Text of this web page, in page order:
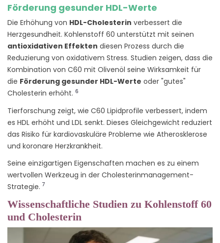
Förderung gesunder HDL-Werte
Die Erhöhung von HDL-Cholesterin verbessert die
Herzgesundheit. Kohlenstoff 60 unterstützt mit seinen
antioxidativen Effekten diesen Prozess durch die
Reduzierung von oxidativem Stress. Studien zeigen, dass die
Kombination von C60 mit Olivenöl seine Wirksamkeit für
die Förderung gesunder HDL-Werte oder "gutes"
Cholesterin erhöht. 6
Tierforschung zeigt, wie C60 Lipidprofile verbessert, indem
es HDL erhöht und LDL senkt. Dieses Gleichgewicht reduziert
das Risiko für kardiovaskuläre Probleme wie Atherosklerose
und koronare Herzkrankheit.
Seine einzigartigen Eigenschaften machen es zu einem
wertvollen Werkzeug in der Cholesterinmanagement-
Strategie. 7
Wissenschaftliche Studien zu Kohlenstoff 60
und Cholesterin